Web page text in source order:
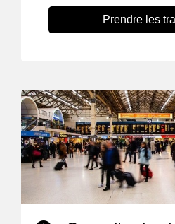
Prendre les